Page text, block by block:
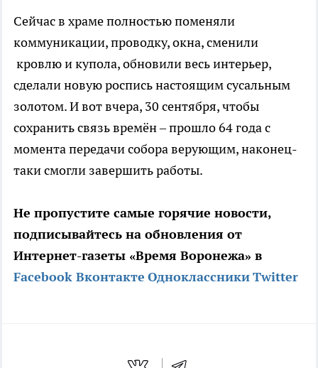
Сейчас в храме полностью поменяли
коммуникации, проводку, окна, сменили
кровлю и купола, обновили весь интерьер,
сделали новую роспись настоящим сусальным
золотом. И вот вчера, 30 сентября, чтобы
сохранить связь времён – прошло 64 года с
момента передачи собора верующим, наконец-
таки смогли завершить работы.
Не пропустите самые горячие новости,
подписывайтесь на обновления от
Интернет-газеты «Время Воронежа» в
Facebook Вконтакте ОдноклассникиTwitter